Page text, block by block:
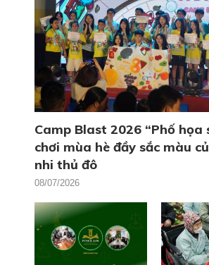
Camp Blast 2026 “Phố họa
chơi mùa hè đầy sắc màu
nhi thủ đô
08/07/2026